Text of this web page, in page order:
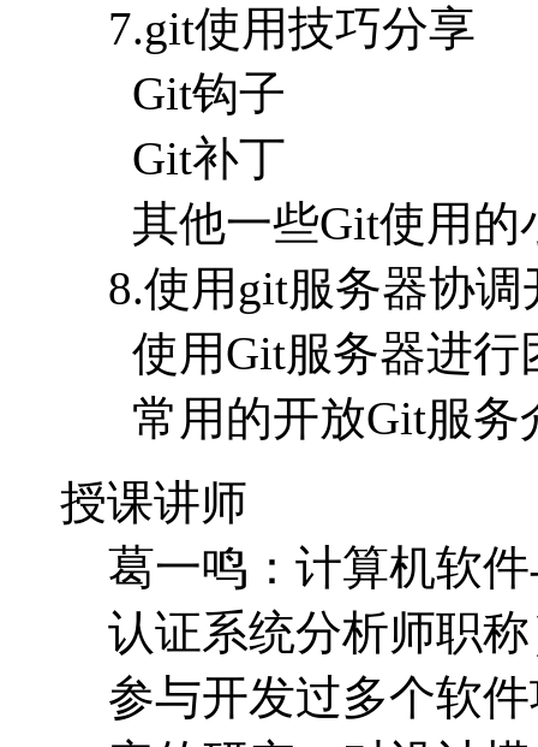
7.git使用技巧分享
Git钩子
Git补丁
其他一些Git使用的
8.使用git服务器协调
使用Git服务器进行
常用的开放Git服务
授课讲师
葛一鸣：计算机软
认证系统分析师职
参与开发过多个软